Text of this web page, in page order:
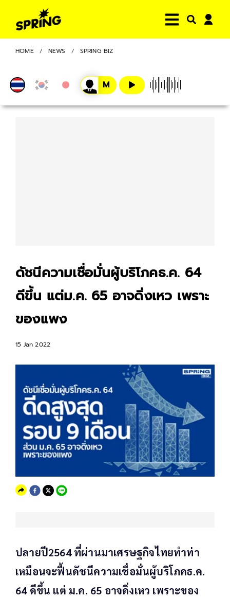
HOME NEWS SPRING BIZ
ดัชนีความเชื่อมั่นผู้บริโภคธ.ค. 64
ดีขึ้น แต่ม.ค. 65 อาจดิ่งเหว เพราะ
ของแพง
15 Jan 2022
ปลายปี2564 ที่ผ่านมาเศรษฐกิจไทยทำท่า
เหมือนจะฟื้นดัชนีความเชื่อมั่นผู้บริโภคธ.ค.
64 ดีขึ้น แต่ ม.ค. 65 อาจดิ่งเหว เพราะของ